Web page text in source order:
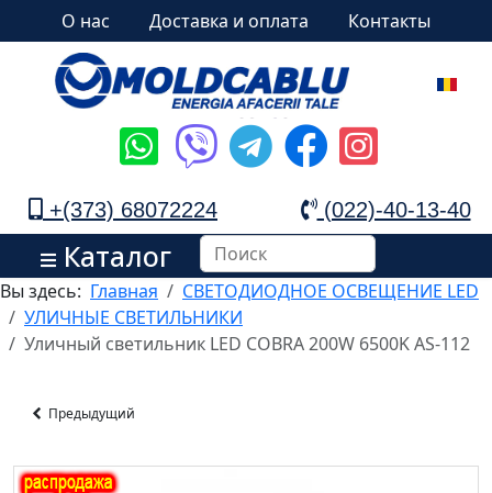
О нас Доставка и оплата Контакты
+(373) 68072224 (022)-40-13-40
Каталог
Вы здесь: Главная
СВЕТОДИОДНОЕ ОСВЕЩЕНИЕ LED
УЛИЧНЫЕ СВЕТИЛЬНИКИ
Уличный светильник LED COBRA 200W 6500K AS-112
Предыдущий